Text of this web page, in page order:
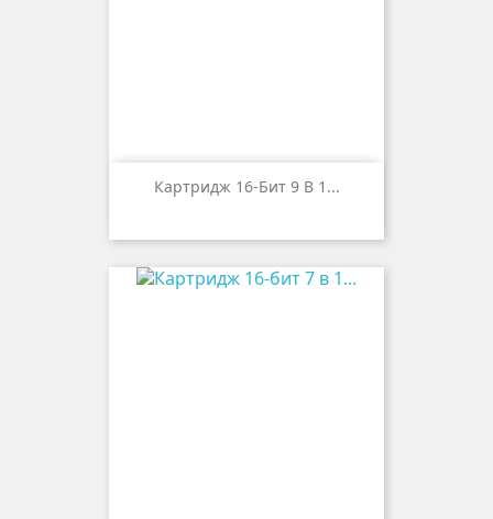
Картридж 16-Бит 9 В 1...